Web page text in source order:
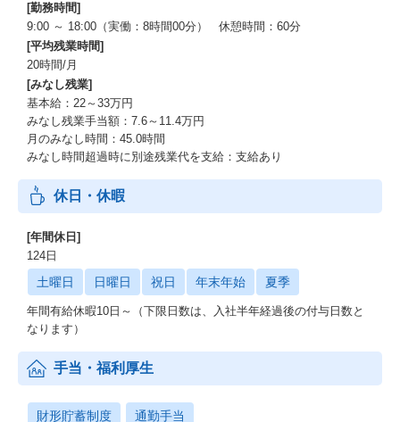
[勤務時間]
9:00 ～ 18:00（実働：8時間00分） 休憩時間：60分
[平均残業時間]
20時間/月
[みなし残業]
基本給：22～33万円
みなし残業手当額：7.6～11.4万円
月のみなし時間：45.0時間
みなし時間超過時に別途残業代を支給：支給あり
休日・休暇
[年間休日]
124日
土曜日 日曜日 祝日 年末年始 夏季
年間有給休暇10日～（下限日数は、入社半年経過後の付与日数と
なります）
手当・福利厚生
財形貯蓄制度 通勤手当